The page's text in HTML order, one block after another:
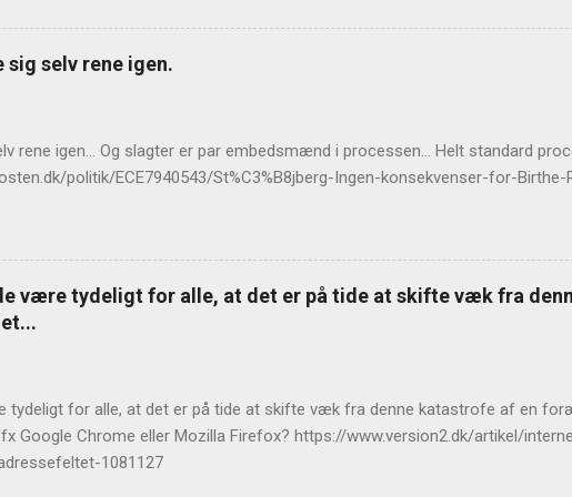
sig selv rene igen.
rene igen... Og slagter er par embedsmænd i processen... Helt standard
politik/ECE7940543/St%C3%B8jberg-Ingen-konsekvenser-for-Birthe-
være tydeligt for alle, at det er på tide at skifte væk fra
tydeligt for alle, at det er på tide at skifte væk fra denne katastrofe af en
Google Chrome eller Mozilla Firefox? https://www.version2.dk/artikel/
1081127